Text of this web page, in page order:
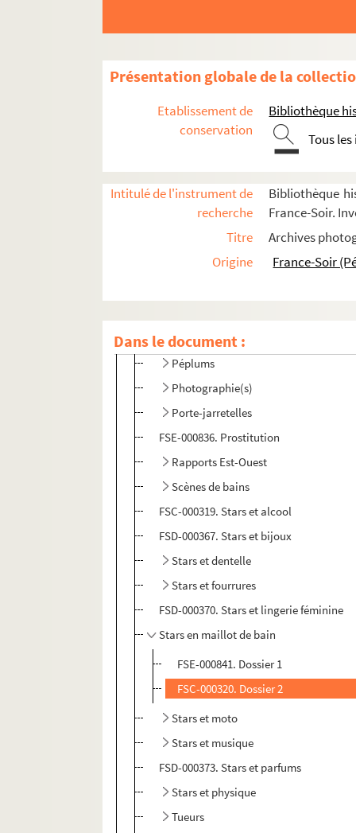
Présentation globale de la
Etablissement de
conservation
Bibliothèque
Tous
Intitulé de l'instrument de
recherche
Bibliothèque
France-Soir.
Titre
Archives
Origine
France-Soir
Dans le document :
Femmes et alcool
Hitchcock au cinéma
FSD-000357. Homosexualité au cinéma
Jeanne d'Arc
FSD-000360. Jeu
FSE-000829. La Légion
FSE-000830. Maigret au cinéma
FSE-000832. Mythologie
Péplums
Photographie(s)
Porte-jarretelles
FSE-000836. Prostitution
Rapports Est-Ouest
Scènes de bains
FSC-000319. Stars et alcool
FSD-000367. Stars et bijoux
Stars et dentelle
Stars et fourrures
FSD-000370. Stars et lingerie féminine
Stars en maillot de bain
FSE-000841. Dossier 1
FSC-000320. Dossier 2
Stars et moto
Stars et musique
FSD-000373. Stars et parfums
Stars et physique
Tueurs